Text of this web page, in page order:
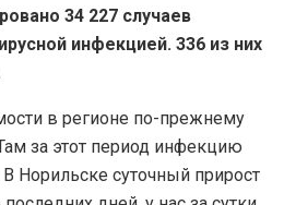
34 227 случаев
инфекцией. 336 из них
в регионе по-прежнему
за этот период инфекцию
Норильске суточный прирост